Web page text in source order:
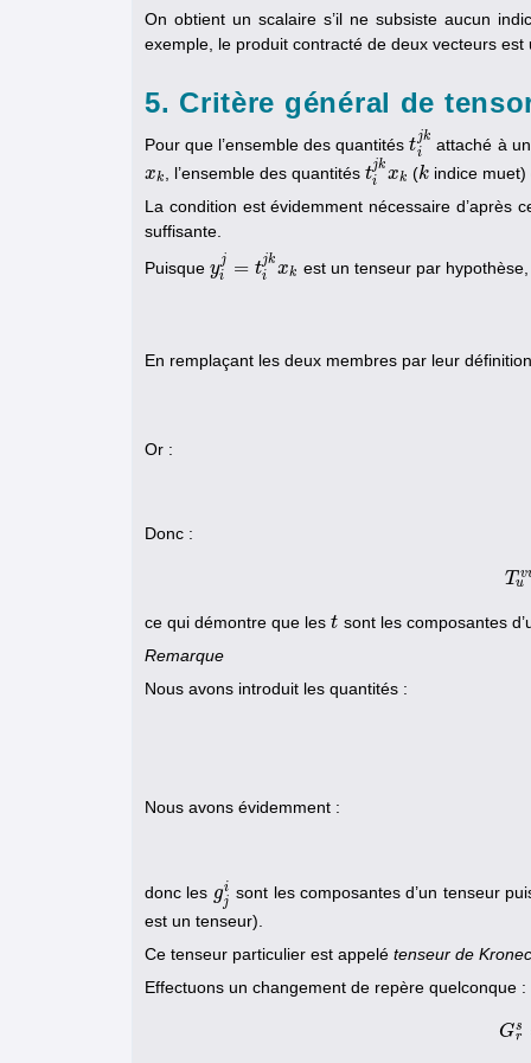
On obtient un scalaire s’il ne subsiste aucun
exemple, le produit contracté de deux vecteurs
5. Critère général de
Pour que l’ensemble des quantitéstjk
i
tijk attaché à
xk
xk , l’ensemble des quantitéstjk
i
xk
tijkxk (k
k indice muet)
La condition est évidemment nécessaire d’après
suffisante.
Puisque yj
i
= tjk
i
xk
yij tijk xk est un tenseur par
En remplaçant les deux membres par leur
Or :
Donc :
T v
u
Tu
ce qui démontre que les t
t sont les composantes
Remarque
Nous avons introduit les quantités :
Nous avons évidemment :
donc les gi
j
gji sont les composantes d’un tenseur
est un tenseur).
Ce tenseur particulier est appelé tenseur de
Effectuons un changement de repère quelconque :
Gs
rG